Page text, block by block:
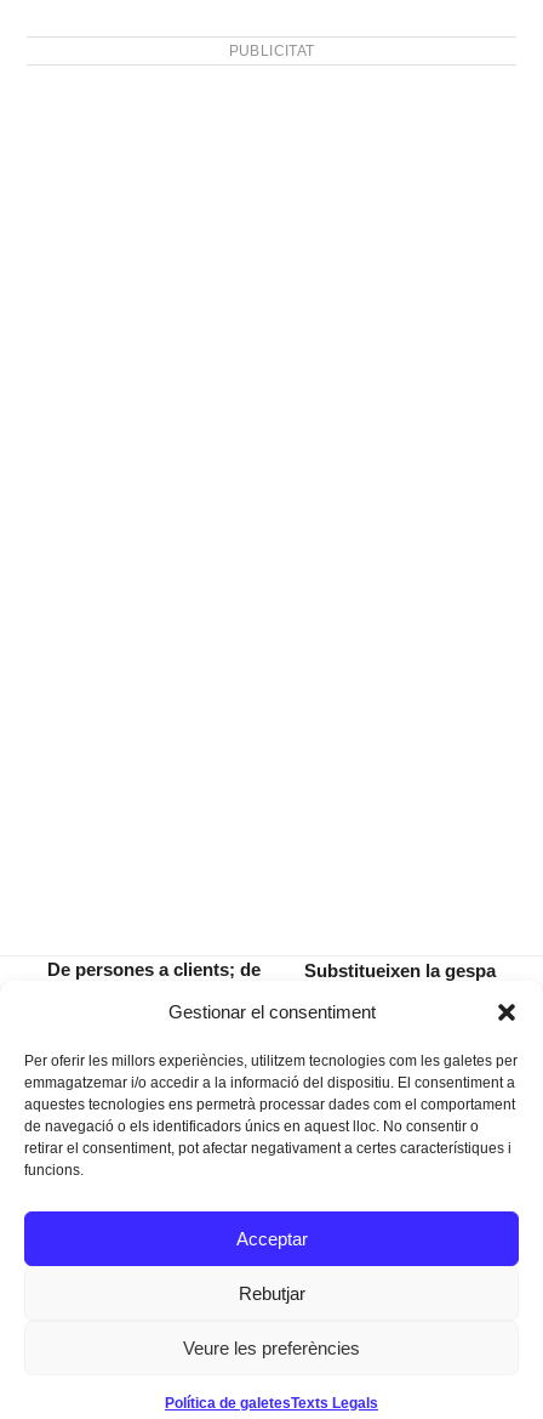
Gestionar el consentiment
Per oferir les millors experiències, utilitzem tecnologies com les galetes per
emmagatzemar i/o accedir a la informació del dispositiu. El consentiment a
aquestes tecnologies ens permetrà processar dades com el comportament
de navegació o els identificadors únics en aquest lloc. No consentir o
retirar el consentiment, pot afectar negativament a certes característiques i
funcions.
Acceptar
Rebutjar
Veure les preferències
Política de galetesTexts Legals
PUBLICITAT
De persones a clients; de
números a inexistents
next
Substitueixen la gespa
vegetació mediterrània
Instagram
Facebook
Twitter
Texts Legals